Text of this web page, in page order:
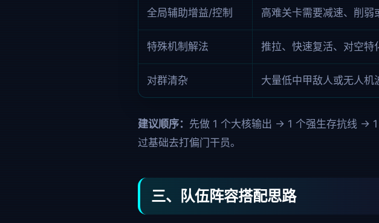
全局辅助增益/控制 高难关卡需要减速、削弱
特殊机制解法 推拉、快速复活、对空特
对群清杂 大量低中甲敌人或无人机
建议顺序： 先做 1 个大核输出 → 1 个强生存抗线 →
过基础去打偏门干员。
三、队伍阵容搭配思路